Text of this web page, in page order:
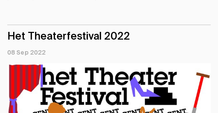
Het Theaterfestival 2022
08 Sep 2022